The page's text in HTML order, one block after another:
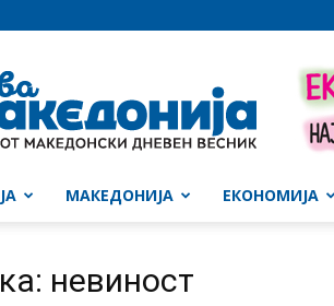
Македонија
МАКЕДОНИЈА ЕКОНОМИЈА
невиност